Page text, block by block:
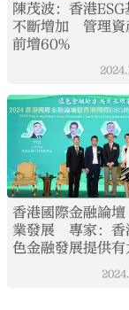
陳茂波：香港
不斷增加 管理資
前增60%
香港國際金融論
業發展 專家：香
色金融發展提供有